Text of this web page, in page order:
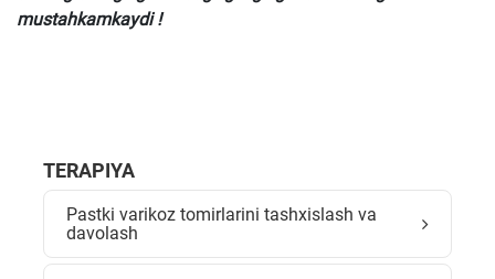
mustahkamkaydi !
TERAPIYA
Pastki varikoz tomirlarini tashxislash va
davolash